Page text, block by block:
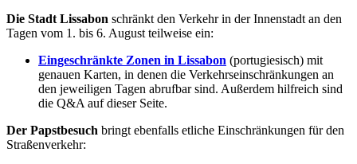
Die Stadt Lissabon schränkt den Verkehr in der Innenstadt an den
Tagen vom 1. bis 6. August teilweise ein:
Eingeschränkte Zonen in Lissabon (portugiesisch) mit
genauen Karten, in denen die Verkehrseinschränkungen an
den jeweiligen Tagen abrufbar sind. Außerdem hilfreich sind
die Q&A auf dieser Seite.
Der Papstbesuch bringt ebenfalls etliche Einschränkungen für den
Straßenverkehr: